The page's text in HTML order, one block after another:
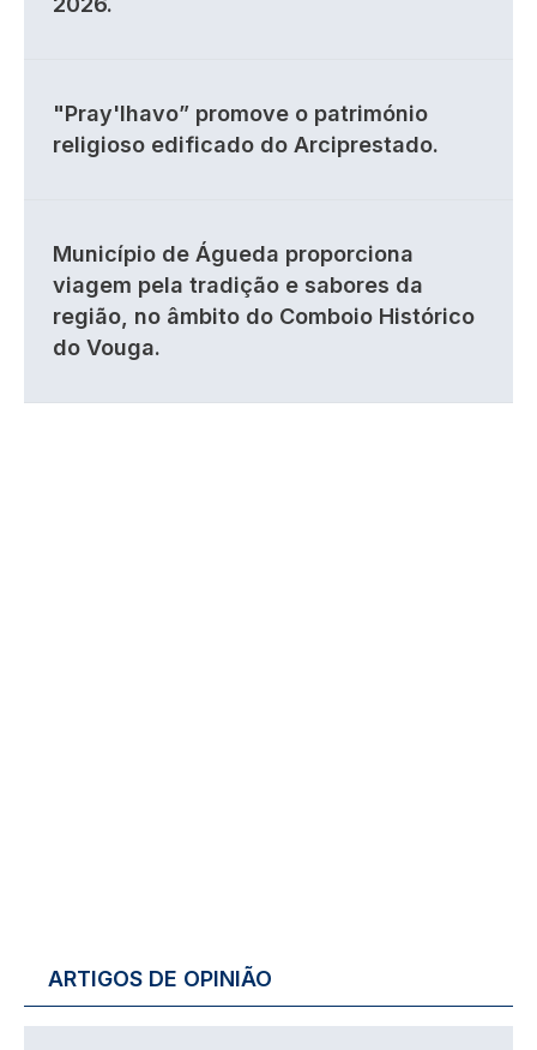
"Pray'lhavo” promove o património
religioso edificado do Arciprestado.
Município de Águeda proporciona
viagem pela tradição e sabores da
região, no âmbito do Comboio Histórico
do Vouga.
ARTIGOS DE OPINIÃO